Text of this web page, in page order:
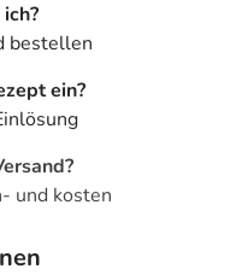
bestellen
ein?
und kosten